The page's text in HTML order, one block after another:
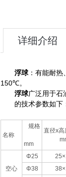
详细介绍
浮球：有能耐热
150℃。
浮球广泛用于石
的技术参数如下
名称
规格
mm
直径x高
空心
Φ25
Φ38